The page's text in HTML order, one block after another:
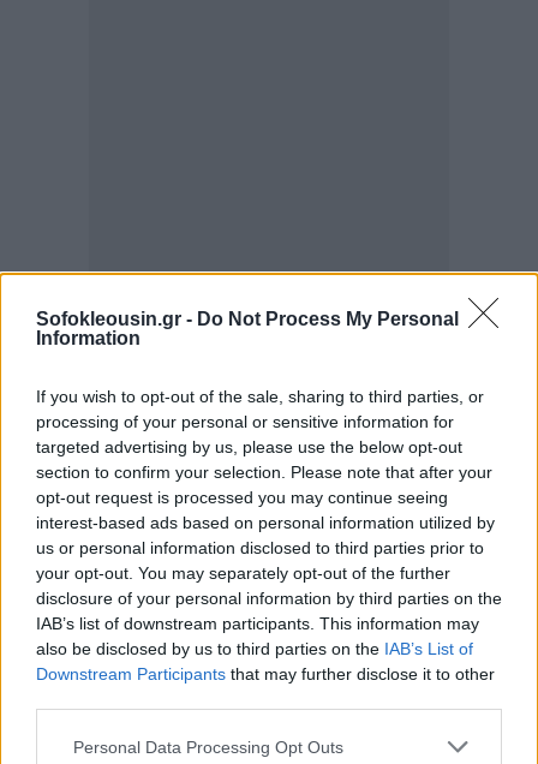
Sofokleousin.gr - Do Not Process My Personal
Information
If you wish to opt-out of the sale, sharing to third parties, or
processing of your personal or sensitive information for
targeted advertising by us, please use the below opt-out
section to confirm your selection. Please note that after your
opt-out request is processed you may continue seeing
interest-based ads based on personal information utilized by
us or personal information disclosed to third parties prior to
your opt-out. You may separately opt-out of the further
disclosure of your personal information by third parties on the
IAB’s list of downstream participants. This information may
also be disclosed by us to third parties on the IAB’s List of
Downstream Participants that may further disclose it to other
Personal Data Processing Opt Outs
Για τους ίδιους λόγους αναβάλλεται η εκτέλεση της
καταγνωσθείσας ποινής ή διακόπτεται η εκτέλεση
αυτής που άρχισε, η οποία εξαλείφεται σε περίπτωση